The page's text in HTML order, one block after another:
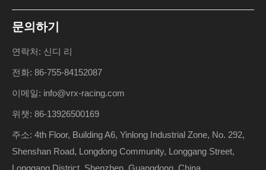
문의하기
연락처: 신디 리
전화: 86-755-84152087
이메일: info@vrx-racing.com
위챗: 86-13926500169
주소: 4th Floor, Building A6, Yinlong Industrial Zone, No. 292,
Shenshan Road, Longdong Community, Longgang Street,
Longgang District, Shenzhen, Guangdong, China